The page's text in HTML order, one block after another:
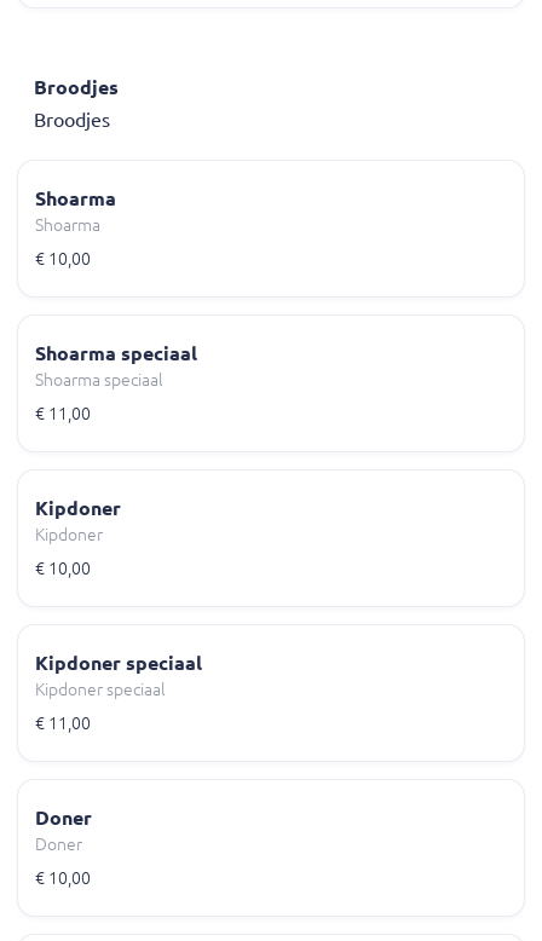
Broodjes
Broodjes
Shoarma
Shoarma
€ 10,00
Shoarma speciaal
Shoarma speciaal
€ 11,00
Kipdoner
Kipdoner
€ 10,00
Kipdoner speciaal
Kipdoner speciaal
€ 11,00
Doner
Doner
€ 10,00